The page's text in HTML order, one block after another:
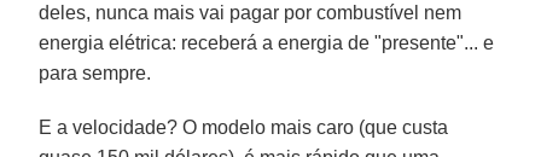
deles, nunca mais vai pagar por combustível nem
energia elétrica: receberá a energia de "presente"... e
para sempre.
E a velocidade? O modelo mais caro (que custa